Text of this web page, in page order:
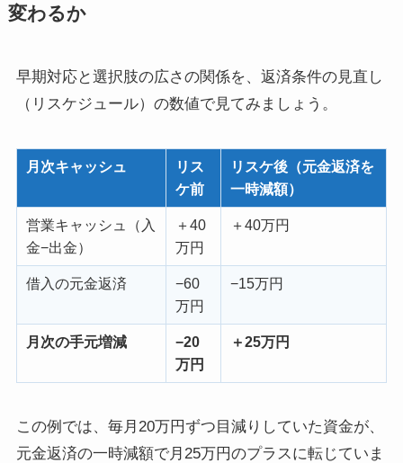
変わるか
早期対応と選択肢の広さの関係を、返済条件の見直し
（リスケジュール）の数値で見てみましょう。
月次キャッシュ
リス
ケ前
リスケ後（元金返済を
一時減額）
営業キャッシュ（入
金−出金）
＋40
万円
＋40万円
借入の元金返済
−60
万円
−15万円
月次の手元増減
−20
万円
＋25万円
この例では、毎月20万円ずつ目減りしていた資金が、
元金返済の一時減額で月25万円のプラスに転じていま